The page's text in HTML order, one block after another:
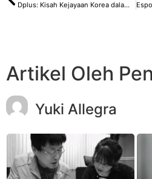
Dplus: Kisah Kejayaan Korea dalam PUBG Mobile Rival Cup 2023
Artikel Oleh
Yuki Allegra